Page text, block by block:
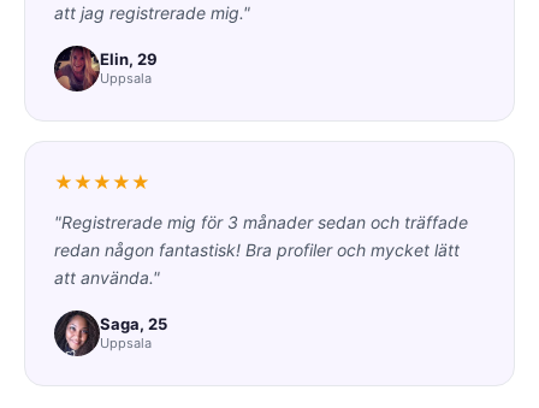
att jag registrerade mig."
Elin, 29
Uppsala
★★★★★
"Registrerade mig för 3 månader sedan och träffade
redan någon fantastisk! Bra profiler och mycket lätt
att använda."
Saga, 25
Uppsala